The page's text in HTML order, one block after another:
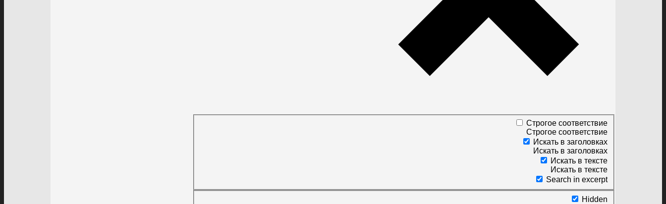
Строгое соответствие
Строгое соответствие
Искать в заголовках
Искать в заголовках
Искать в тексте
Искать в тексте
Search in excerpt
Hidden